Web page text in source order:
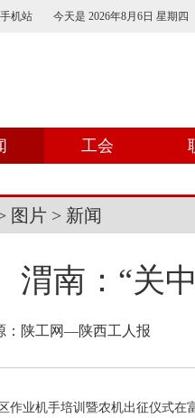
手机站 今天是 2026年8月6日 星期四
工会
图片 > 新闻
渭南：“关
陕工网—陕西工人报
业机手培训暨农机出征仪式在